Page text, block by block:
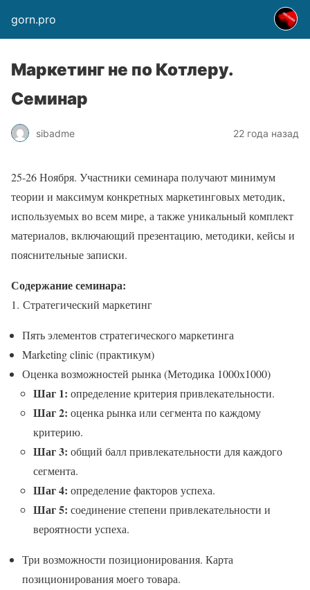
gorn.pro
Маркетинг не по Котлеру.
Семинар
sibadme 22 года назад
25-26 Ноября. Участники семинара получают минимум
теории и максимум конкретных маркетинговых методик,
используемых во всем мире, а также уникальный комплект
материалов, включающий презентацию, методики, кейсы и
пояснительные записки.
Содержание семинара:
1. Стратегический маркетинг
Пять элементов стратегического маркетинга
Marketing clinic (практикум)
Оценка возможностей рынка (Методика 1000х1000)
Шаг 1: определение критерия привлекательности.
Шаг 2: оценка рынка или сегмента по каждому
критерию.
Шаг 3: общий балл привлекательности для каждого
сегмента.
Шаг 4: определение факторов успеха.
Шаг 5: соединение степени привлекательности и
вероятности успеха.
Три возможности позиционирования. Карта
позиционирования моего товара.